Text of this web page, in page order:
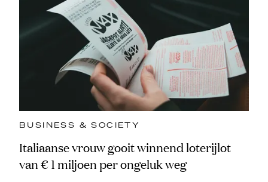
BUSINESS & SOCIETY
Italiaanse vrouw gooit winnend loterijlot
van € 1 miljoen per ongeluk weg